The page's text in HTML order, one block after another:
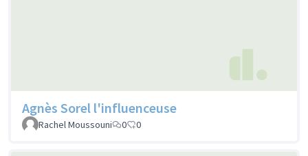
Agnès Sorel l'influenceuse
Rachel Moussouni 0 0